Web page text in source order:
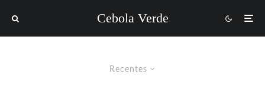
Cebola Verde
Recentes